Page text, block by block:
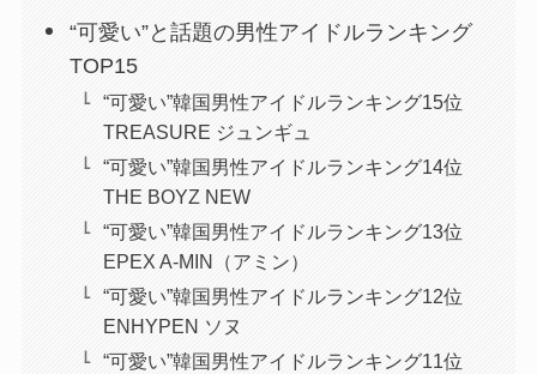
“可愛い”と話題の男性アイドルランキング
TOP15
“可愛い”韓国男性アイドルランキング15位
TREASURE ジュンギュ
“可愛い”韓国男性アイドルランキング14位
THE BOYZ NEW
“可愛い”韓国男性アイドルランキング13位
EPEX A-MIN（アミン）
“可愛い”韓国男性アイドルランキング12位
ENHYPEN ソヌ
“可愛い”韓国男性アイドルランキング11位